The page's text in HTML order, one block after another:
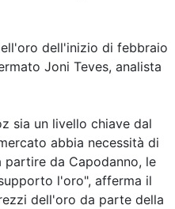
dell'inizio di febbraio
Joni Teves, analista
sia un livello chiave dal
abbia necessità di
partire da Capodanno, le
l'oro", afferma il
dell'oro da parte della